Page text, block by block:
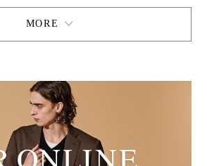
MORE